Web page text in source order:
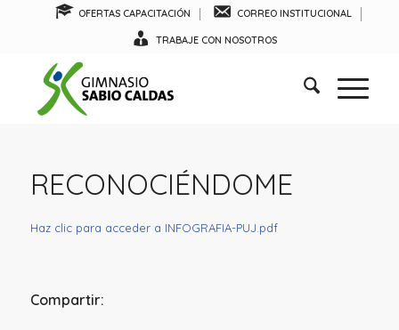
OFERTAS CAPACITACIÓN CORREO INSTITUCIONAL
TRABAJE CON NOSOTROS
RECONOCIÉNDOME
Haz clic para acceder a INFOGRAFIA-PUJ.pdf
Compartir: